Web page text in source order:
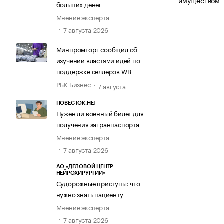
больших денег
Мнение эксперта
7 августа 2026
Минпромторг сообщил об
изучении властями идей по
поддержке селлеров WB
РБК Бизнес
7 августа
ПОВЕСТОК.НЕТ
Нужен ли военный билет для
получения загранпаспорта
Мнение эксперта
7 августа 2026
АО «ДЕЛОВОЙ ЦЕНТР
НЕЙРОХИРУРГИИ»
Судорожные приступы: что
нужно знать пациенту
Мнение эксперта
7 августа 2026